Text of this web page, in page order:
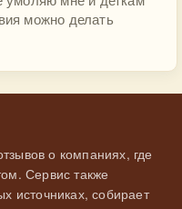
можно делать
о компаниях, где
Сервис также
источниках, собирает